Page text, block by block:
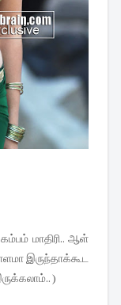
மாதிரி.. ஆள்
இருந்தாக்கூட
)